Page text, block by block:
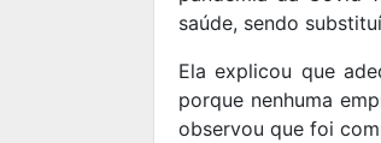
saúde, sendo
Ela explicou que
porque nenhuma
observou que foi